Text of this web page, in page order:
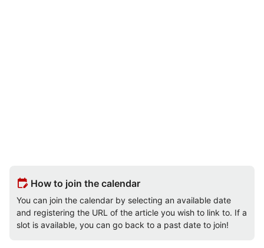
edit_calendar How to join the calendar
You can join the calendar by selecting an available date
and registering the URL of the article you wish to link to. If a
slot is available, you can go back to a past date to join!